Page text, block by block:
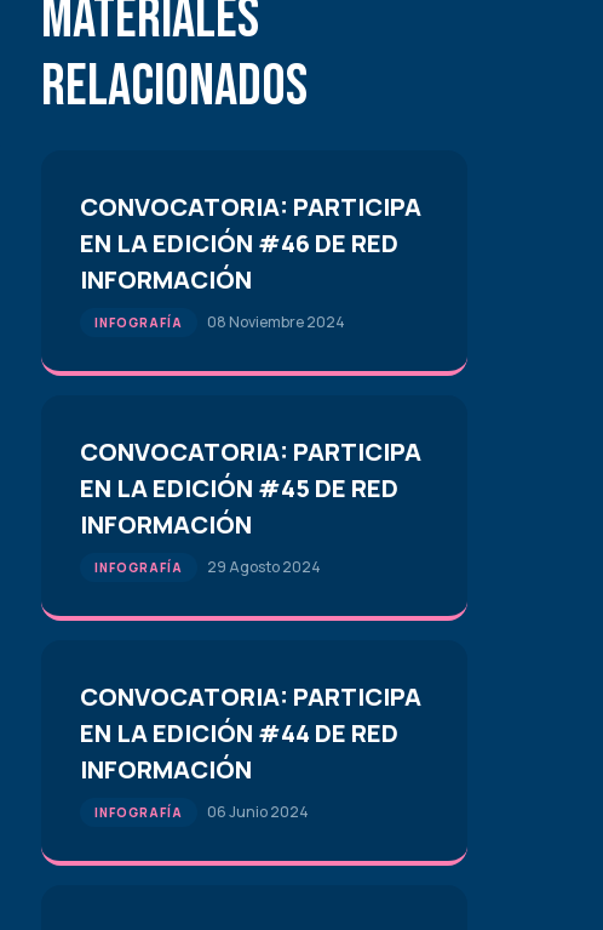
Materiales
Relacionados
CONVOCATORIA: PARTICIPA
EN LA EDICIÓN #46 DE RED
INFORMACIÓN
INFOGRAFÍA 08 Noviembre 2024
CONVOCATORIA: PARTICIPA
EN LA EDICIÓN #45 DE RED
INFORMACIÓN
INFOGRAFÍA 29 Agosto 2024
CONVOCATORIA: PARTICIPA
EN LA EDICIÓN #44 DE RED
INFORMACIÓN
INFOGRAFÍA 06 Junio 2024